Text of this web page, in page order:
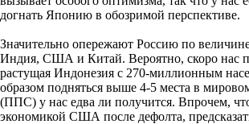
догнать Японию в обозримой перспективе.
Значительно опережают Россию по
Индия, США и Китай. Вероятно, скоро нас
растущая Индонезия с 270-миллионным
образом подняться выше 4-5 места в
(ППС) у нас едва ли получится. Впрочем,
экономикой США после дефолта,